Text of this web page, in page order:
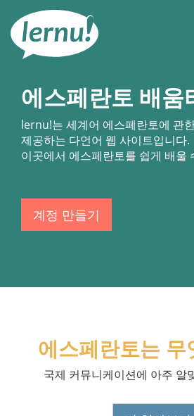
에스페란토 배움
lernu!는 세계어 에스페란토에 관
제공하는 다언어 웹 사이트입니다.
이곳에서 에스페란토를 쉽게 배울
계정 만들기
에스페란토는 무
국제 커뮤니케이션에 아주 알